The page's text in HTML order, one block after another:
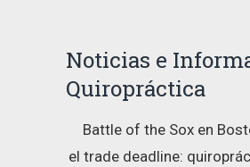
Noticias e
Quiropráctica
Battle of the Sox en
el trade deadline: